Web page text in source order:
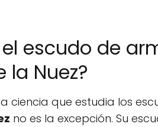
escudo de
la Nuez?
ciencia que estudia los
no es la excepción. Su